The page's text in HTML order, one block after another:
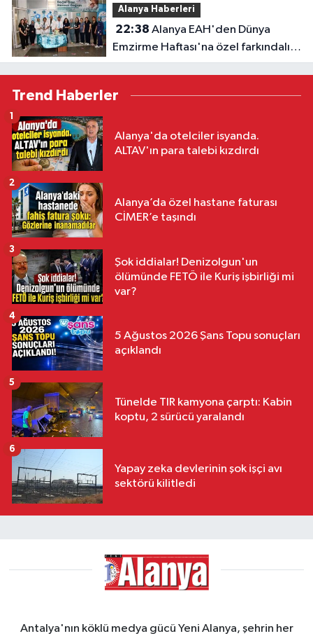
Alanya Haberleri
22:38
Emzirme Haftası'na özel farkındalık
etkinliği
Trend Haberler
Alanya'da otelciler isyanda.
ALTAV'ın para talebi kızdırdı
1
Alanya’da özel hastane faturası
CİMER’e taşındı
2
Şok iddialar! Denizolgun'un
ölümünde FETÖ ile Kuriş işbirliği mi
var?
3
5 Ağustos 2026 Şans Topu sonuçları
açıklandı
4
Tünelde TIR kamyona çarptı: Kabin
koptu, 2 sürücü yaralandı
5
Yapay zeka devlerinin şok işçi avı
sektörü kilitledi
6
Antalya'nın köklü medya gücü Yeni Alanya, şehrin her